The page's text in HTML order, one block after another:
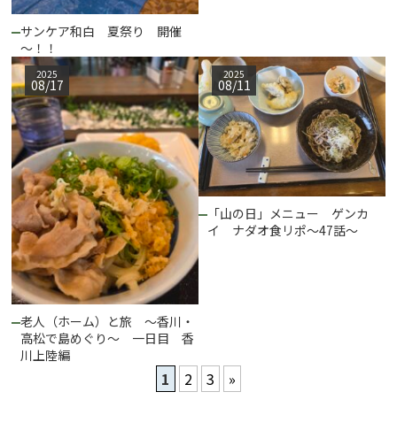
サンケア和白 夏祭り 開催
～！！
2025
08/17
老人（ホーム）と旅 ～香川・
高松で島めぐり～ 一日目 香
川上陸編
2025
08/11
「山の日」メニュー ゲンカ
イ ナダオ食リポ～47話～
1 2 3 »